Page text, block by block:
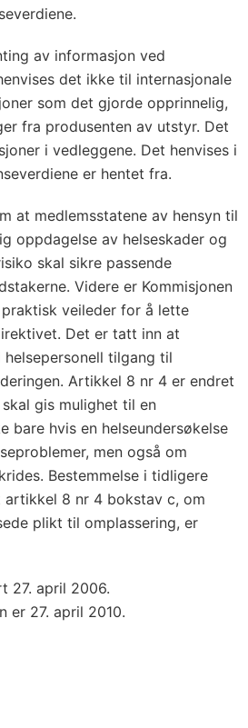
av informasjon ved
det ikke til internasjonale
som det gjorde opprinnelig,
fra produsenten av utstyr. Det
i vedleggene. Det henvises i
er hentet fra.
at medlemsstatene av hensyn til
oppdagelse av helseskader og
skal sikre passende
Videre er Kommisjonen
veileder for å lette
Det er tatt inn at
tilgang til
Artikkel 8 nr 4 er endret
gis mulighet til en
bare hvis en helseundersøkelse
men også om
Bestemmelse i tidligere
8 nr 4 bokstav c, om
plikt til omplassering, er
27. april 2006.
er 27. april 2010.